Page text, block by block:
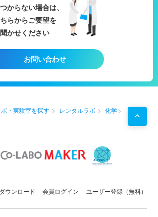
からない場合は、
らからご要望を
かせください
お問い合わせ
・実験室を探す レンタルラボ
化学
ウンロード 会員ログイン ユーザー登録（無料）